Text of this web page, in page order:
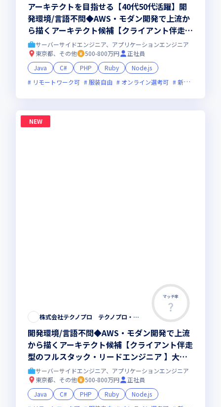
アーキテクトを目指せる【40代50代活躍】開
発環境/言語不問◆AWS・モダン開発で上流か
ら描くアーキテクト候補【クライアント伴走型
のフルスタック・リードエンジニア 】大手直
取引・最先端プロジェクト多数／残業少・福利
厚生◎
サーバーサイドエンジニア、アプリケーションエンジニア
東京都、その他
500-800万円
正社員
Java
C# PHP Ruby
Node.js
リモートワーク可
服装自由 オンライン選考可 新技術に積極的
NEW
マッチ率
株式会社テクノプロ テクノプロ・エンジニアリング社
開発環境/言語不問◆AWS・モダン開発で上流
から描くアーキテクト候補【クライアント伴走
型のフルスタック・リードエンジニア 】大手
直取引・最先端プロジェクト多数／残業少・福
利厚生◎
サーバーサイドエンジニア、アプリケーションエンジニア
東京都、その他
500-800万円
正社員
Java
C# PHP Ruby
Node.js